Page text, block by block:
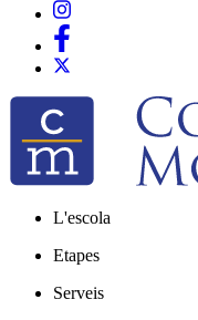
L'escola
Etapes
Serveis